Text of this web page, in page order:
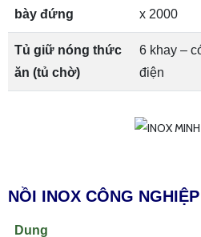
bày đứng
x 2000
Tủ giữ nóng thức
ăn (tủ chờ)
6 khay –
điện
NỒI INOX CÔNG NGHIỆP
Dung